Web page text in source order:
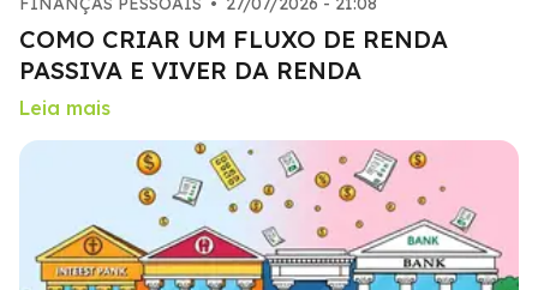
COMO CRIAR UM FLUXO DE RENDA
PASSIVA E VIVER DA RENDA
Leia mais